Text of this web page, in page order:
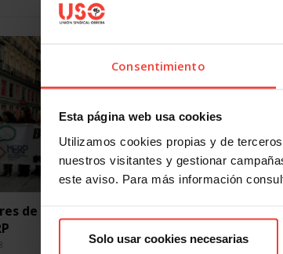
Consentimiento
Esta página web usa cookies
Utilizamos cookies propias y de
nuestros visitantes y gestionar
este aviso. Para más información
Solo usar cookies necesarias
de la USO, en la recogida de firmas